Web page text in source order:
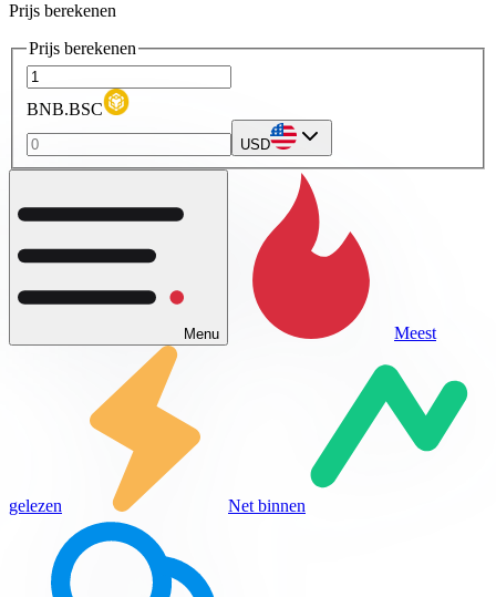
Prijs berekenen
Prijs berekenen
BNB.BSC
USD
Menu Meest
gelezen Net binnen